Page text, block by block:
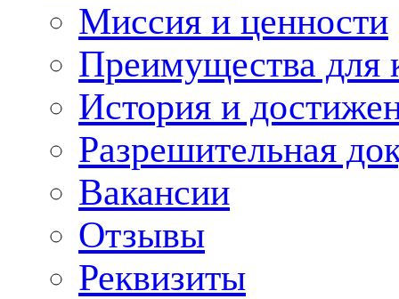
Миссия и ценности
Преимущества для
История и
Разрешительная
Вакансии
Отзывы
Реквизиты